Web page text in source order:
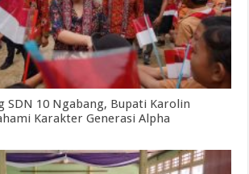
SDN 10 Ngabang, Bupati Karolin
Karakter Generasi Alpha